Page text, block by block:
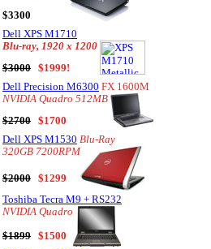
$3300
Dell XPS M1710
Blu-ray, 1920 x 1200
$3000
$1999!
Dell Precision M6300 FX 1600M
NVIDIA Quadro 512MB
$2700
$1700
Dell XPS M1530 Blu-Ray
320GB 7200RPM
$2000
$1299
Toshiba Tecra M9 + RS232
NVIDIA Quadro
$1899
$1500